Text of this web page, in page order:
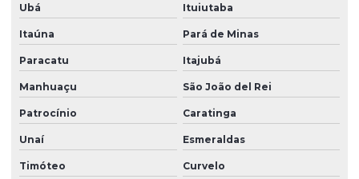
Ubá Ituiutaba
Itaúna Pará de Minas
Paracatu Itajubá
Manhuaçu São João del Rei
Patrocínio Caratinga
Unaí Esmeraldas
Timóteo Curvelo